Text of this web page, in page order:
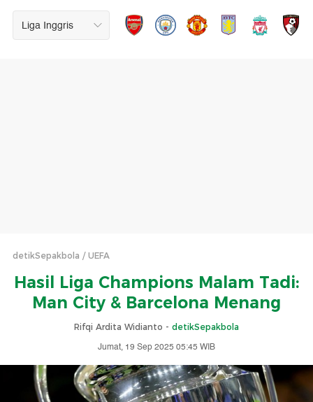
detikSepakbola UEFA
Hasil Liga Champions Malam Tadi:
Man City & Barcelona Menang
Rifqi Ardita Widianto - detikSepakbola
Jumat, 19 Sep 2025 05:45 WIB